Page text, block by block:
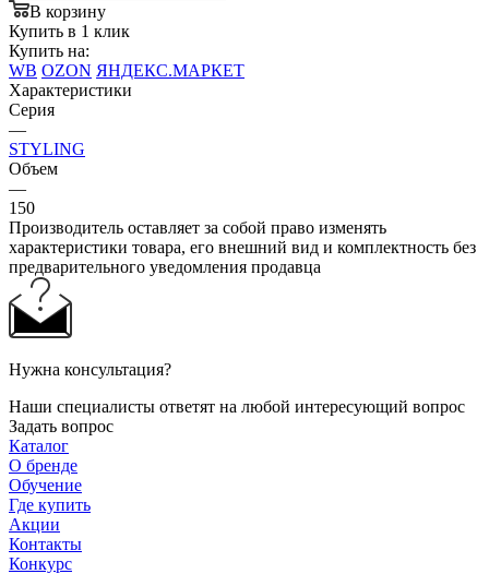
В корзину
Купить в 1 клик
Купить на:
WB OZON ЯНДЕКС.МАРКЕТ
Характеристики
Серия
—
STYLING
Объем
—
150
Производитель оставляет за собой право изменять
характеристики товара, его внешний вид и комплектность без
предварительного уведомления продавца
Нужна консультация?
Наши специалисты ответят на любой интересующий вопрос
Задать вопрос
Каталог
О бренде
Обучение
Где купить
Акции
Контакты
Конкурс